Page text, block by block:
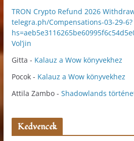
TRON Crypto Refund 2026
telegra.ph/Compensations-03-29-6?
Vol’jin
Gitta - Kalauz a Wow könyvekhez
Pocok- Kalauz a Wow könyvekhez
Attila Zambo- Shadowlands
Kedvencek